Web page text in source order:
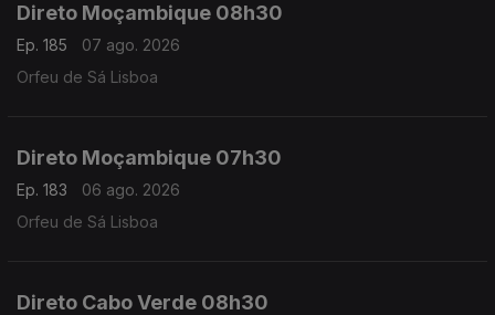
Direto Moçambique 08h30
Ep. 185
07 ago. 2026
Orfeu de Sá Lisboa
Direto Moçambique 07h30
Ep. 183
06 ago. 2026
Orfeu de Sá Lisboa
Direto Cabo Verde 08h30